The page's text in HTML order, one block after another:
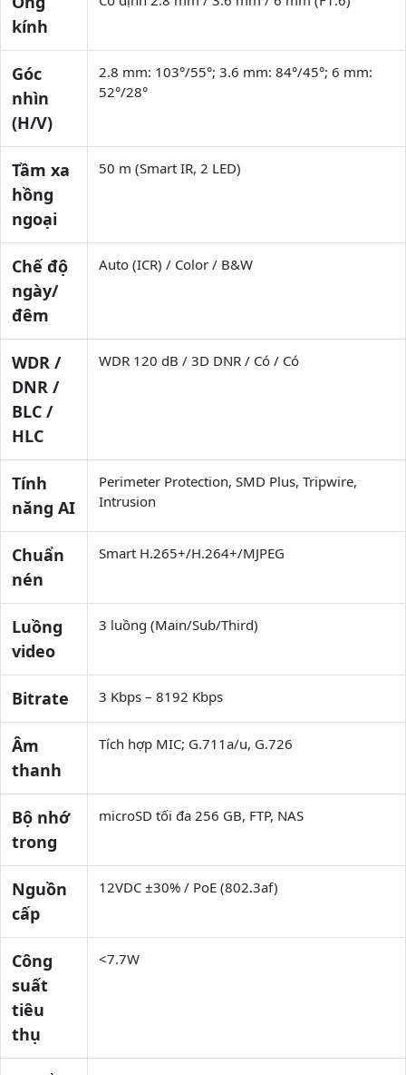
kính
Góc
nhìn
(H/V)
2.8 mm: 103°/55°; 3.6 mm: 84°/45°; 6 mm:
52°/28°
Tầm xa
hồng
ngoại
50 m (Smart IR, 2 LED)
Chế độ
ngày/
đêm
Auto (ICR) / Color / B&W
WDR /
DNR /
BLC /
HLC
WDR 120 dB / 3D DNR / Có / Có
Tính
năng AI
Perimeter Protection, SMD Plus, Tripwire,
Intrusion
Chuẩn
nén
Smart H.265+/H.264+/MJPEG
Luồng
video
3 luồng (Main/Sub/Third)
Bitrate 3 Kbps – 8192 Kbps
Âm
thanh
Tích hợp MIC; G.711a/u, G.726
Bộ nhớ
trong
microSD tối đa 256 GB, FTP, NAS
Nguồn
cấp
12VDC ±30% / PoE (802.3af)
Công
suất
tiêu
thụ
<7.7W